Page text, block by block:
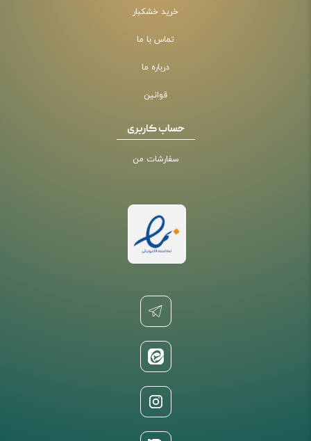
خرید خشکبار
تماس با ما
درباره ما
قوانین
حساب کاربری
سفارشات من